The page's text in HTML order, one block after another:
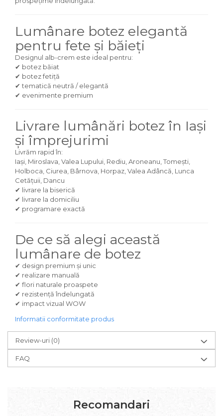
Lumânare botez elegantă
pentru fete și băieți
Designul alb-crem este ideal pentru:
✔ botez băiat
✔ botez fetiță
✔ tematică neutră / elegantă
✔ evenimente premium
Livrare lumânări botez în Iași
și împrejurimi
Livrăm rapid în:
Iași, Miroslava, Valea Lupului, Rediu, Aroneanu, Tomești,
Holboca, Ciurea, Bârnova, Horpaz, Valea Adâncă, Lunca
Cetățuii, Dancu
✔ livrare la biserică
✔ livrare la domiciliu
✔ programare exactă
De ce să alegi această
lumânare de botez
✔ design premium și unic
✔ realizare manuală
✔ flori naturale proaspete
✔ rezistență îndelungată
✔ impact vizual WOW
Informatii conformitate produs
Review-uri (0)
FAQ
Recomandari